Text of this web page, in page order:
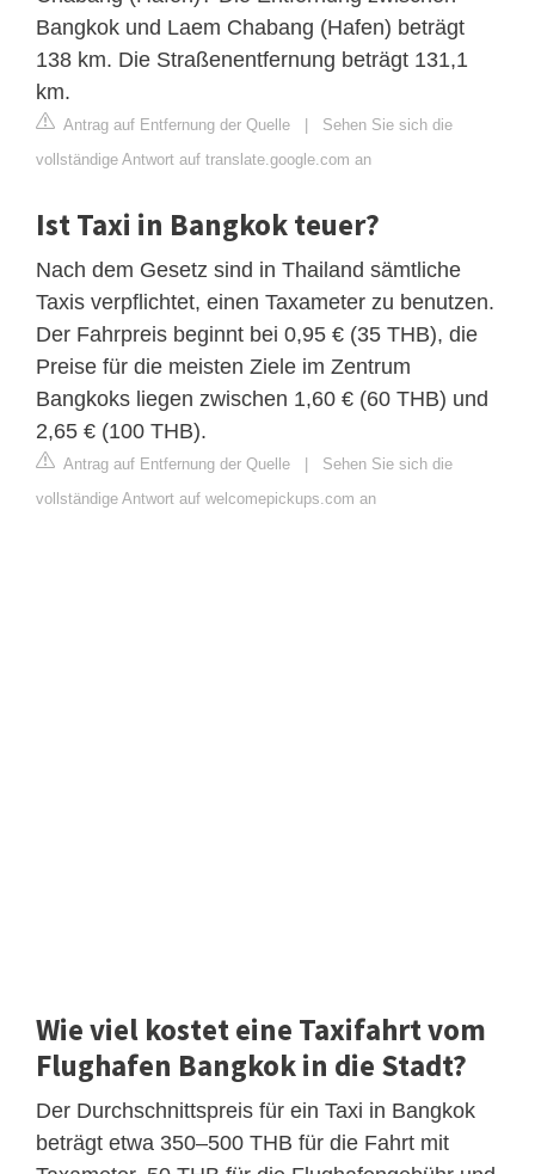
Bangkok und Laem Chabang (Hafen) beträgt
138 km. Die Straßenentfernung beträgt 131,1
km.
Antrag auf Entfernung der Quelle
Sehen Sie sich die
vollständige Antwort auf translate.google.com an
Ist Taxi in Bangkok teuer?
Nach dem Gesetz sind in Thailand sämtliche
Taxis verpflichtet, einen Taxameter zu benutzen.
Der Fahrpreis beginnt bei 0,95 € (35 THB), die
Preise für die meisten Ziele im Zentrum
Bangkoks liegen zwischen 1,60 € (60 THB) und
2,65 € (100 THB).
Antrag auf Entfernung der Quelle
Sehen Sie sich die
vollständige Antwort auf welcomepickups.com an
Wie viel kostet eine Taxifahrt vom
Flughafen Bangkok in die Stadt?
Der Durchschnittspreis für ein Taxi in Bangkok
beträgt etwa 350–500 THB für die Fahrt mit